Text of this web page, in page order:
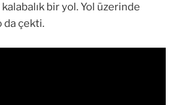
bir yol. Yol üzerinde
da çekti.